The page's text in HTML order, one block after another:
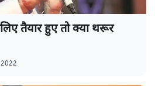
तैयार हुए तो क्या थरूर